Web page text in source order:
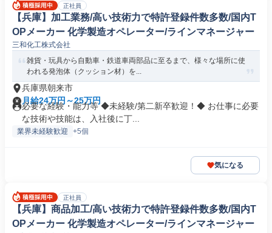
正社員
【兵庫】加工業務/高い技術力で特許登録件数多数/国内T
OPメーカー 化学製造オペレーター/ラインマネージャー
三和化工株式会社
雑貨・玩具から自動車・鉄道車両部品に至るまで、様々な場所に使
われる発泡体（クッション材）を...
兵庫県朝来市
月給24万円～25万円
必要な経験・能力等 ◆未経験/第二新卒歓迎！◆ お仕事に必要
な技術や技能は、入社後に丁...
業界未経験歓迎 +5個
気になる
正社員
【兵庫】商品加工/高い技術力で特許登録件数多数/国内T
OPメーカー 化学製造オペレーター/ラインマネージャー